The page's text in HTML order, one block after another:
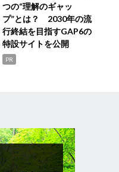
つの“理解のギャッ
プ”とは？ 2030年の流
行終結を目指すGAP6の
特設サイトを公開
PR